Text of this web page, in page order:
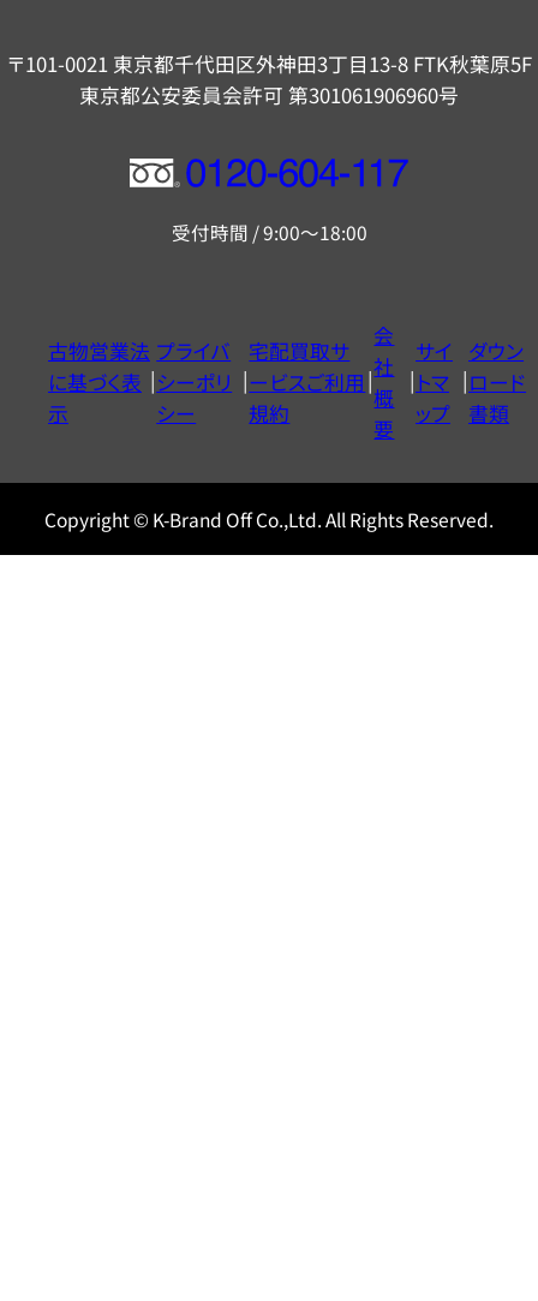
〒101-0021 東京都千代田区外神田3丁目13-8 FTK秋葉原5F
東京都公安委員会許可 第301061906960号
フ
ー
ヤ
ル
0120604117
受付時間 / 9:00～18:00
古物営業法
に基づく表
示
プライバ
シーポリ
シー
宅配買取サ
ービスご利用
規約
会
社
概
要
サイ
トマ
ップ
ダウン
ロード
書類
Copyright © K-Brand Off Co.,Ltd. All Rights Reserved.